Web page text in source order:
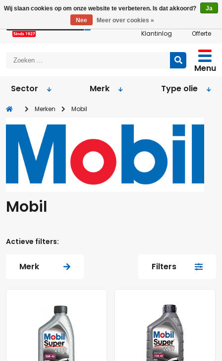
Klantinlog Offerte
Menu
Sector
Merk Type olie
Merken Mobil
Mobil
Actieve filters:
Merk Filters
Wij slaan cookies op om onze website te verbeteren. Is dat akkoord?
Ja
Nee
Meer over cookies »